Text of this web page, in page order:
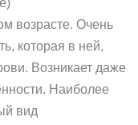
возрасте. Очень
которая в ней,
Возникает даже
Наиболее
вид